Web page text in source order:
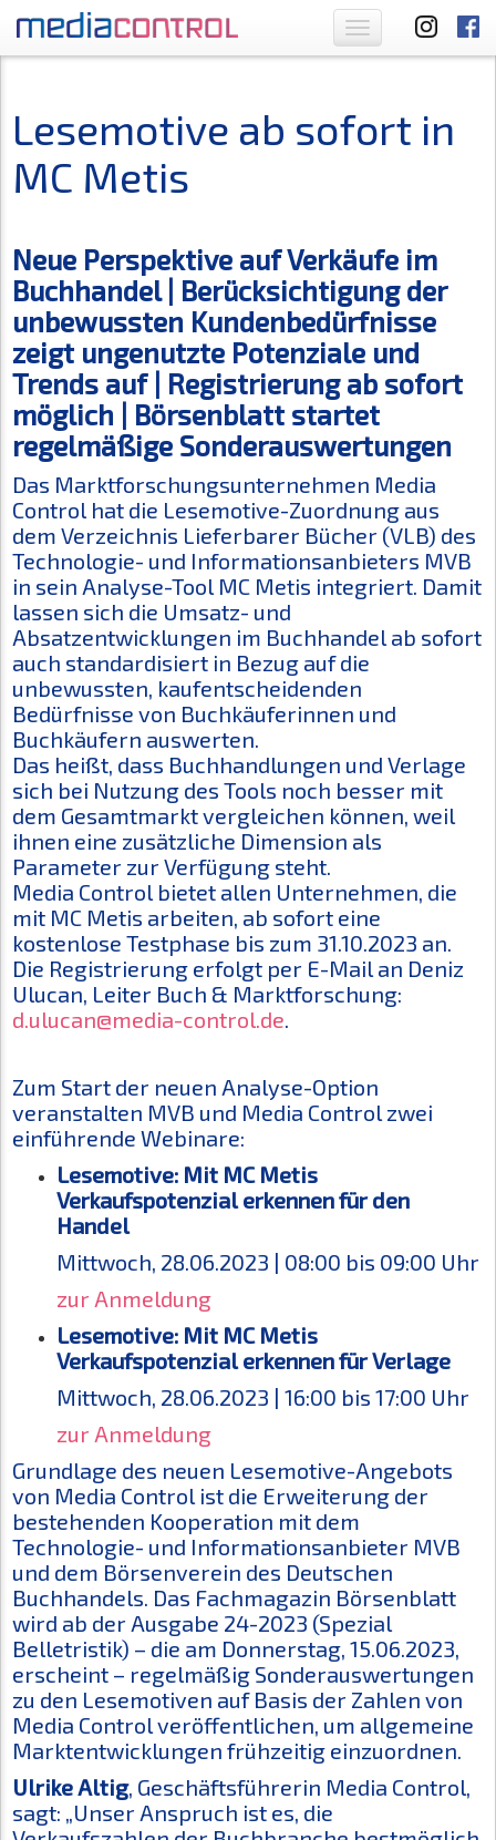
Toggle
navigation
Lesemotive ab sofort in
MC Metis
Neue Perspektive auf Verkäufe im
Buchhandel | Berücksichtigung der
unbewussten Kundenbedürfnisse
zeigt ungenutzte Potenziale und
Trends auf | Registrierung ab sofort
möglich | Börsenblatt startet
regelmäßige Sonderauswertungen
Das Marktforschungsunternehmen Media
Control hat die Lesemotive-Zuordnung aus
dem Verzeichnis Lieferbarer Bücher (VLB) des
Technologie- und Informationsanbieters MVB
in sein Analyse-Tool MC Metis integriert. Damit
lassen sich die Umsatz- und
Absatzentwicklungen im Buchhandel ab sofort
auch standardisiert in Bezug auf die
unbewussten, kaufentscheidenden
Bedürfnisse von Buchkäuferinnen und
Buchkäufern auswerten.
Das heißt, dass Buchhandlungen und Verlage
sich bei Nutzung des Tools noch besser mit
dem Gesamtmarkt vergleichen können, weil
ihnen eine zusätzliche Dimension als
Parameter zur Verfügung steht.
Media Control bietet allen Unternehmen, die
mit MC Metis arbeiten, ab sofort eine
kostenlose Testphase bis zum 31.10.2023 an.
Die Registrierung erfolgt per E-Mail an Deniz
Ulucan, Leiter Buch & Marktforschung:
d.ulucan@media-control.de.
Zum Start der neuen Analyse-Option
veranstalten MVB und Media Control zwei
einführende Webinare:
Lesemotive: Mit MC Metis
Verkaufspotenzial erkennen für den
Handel
Mittwoch, 28.06.2023 | 08:00 bis 09:00 Uhr
zur Anmeldung
Lesemotive: Mit MC Metis
Verkaufspotenzial erkennen für Verlage
Mittwoch, 28.06.2023 | 16:00 bis 17:00 Uhr
zur Anmeldung
Grundlage des neuen Lesemotive-Angebots
von Media Control ist die Erweiterung der
bestehenden Kooperation mit dem
Technologie- und Informationsanbieter MVB
und dem Börsenverein des Deutschen
Buchhandels. Das Fachmagazin Börsenblatt
wird ab der Ausgabe 24-2023 (Spezial
Belletristik) – die am Donnerstag, 15.06.2023,
erscheint – regelmäßig Sonderauswertungen
zu den Lesemotiven auf Basis der Zahlen von
Media Control veröffentlichen, um allgemeine
Marktentwicklungen frühzeitig einzuordnen.
Ulrike Altig, Geschäftsführerin Media Control,
sagt: „Unser Anspruch ist es, die